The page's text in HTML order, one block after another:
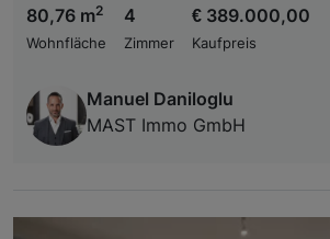
80,76 m2
Wohnfläche
4
Zimmer
€ 389.000,00
Kaufpreis
Manuel Daniloglu
MAST Immo GmbH